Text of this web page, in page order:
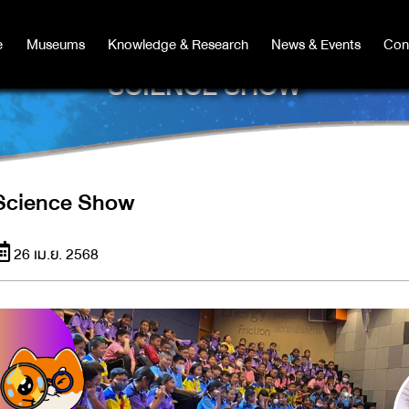
Museums Knowledge & Research News & Events
Museums Knowledge & Research News & Events
SCIENCE SHOW
Show
26 เม.ย. 2568